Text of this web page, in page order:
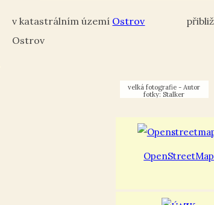
Ostrov
Ostrov
Autor
fotky: Stalker
OpenStreetMap